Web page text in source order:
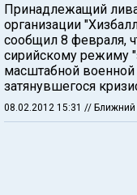
Принадлежащий
организации
сообщил 8 февраля,
сирийскому режиму
масштабной
затянувшегося
08.02.2012 15:31 // Ближний